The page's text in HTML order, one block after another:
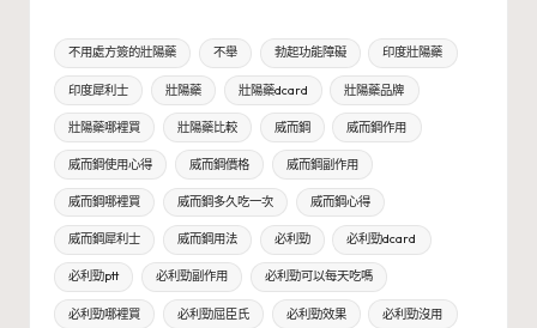
不用處方簽的壯陽藥 不舉 勃起功能障礙 印度壯陽藥
印度犀利士 壯陽藥 壯陽藥dcard 壯陽藥品牌
壯陽藥哪裡買 壯陽藥比較 威而鋼 威而鋼作用
威而鋼使用心得 威而鋼價格 威而鋼副作用
威而鋼哪裡買 威而鋼多久吃一次 威而鋼心得
威而鋼犀利士 威而鋼用法 必利勁 必利勁dcard
必利勁ptt 必利勁副作用 必利勁可以每天吃嗎
必利勁哪裡買 必利勁屈臣氏 必利勁效果 必利勁沒用